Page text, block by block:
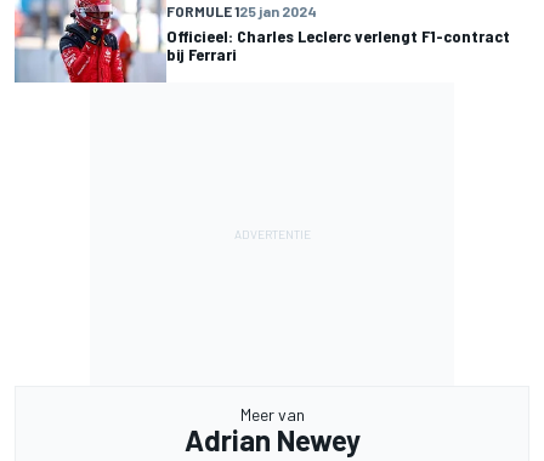
FORMULE 125 jan 2024
Officieel: Charles Leclerc verlengt F1-contract
bij Ferrari
Meer van
Adrian Newey